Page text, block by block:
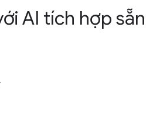
AI tích hợp sẵn